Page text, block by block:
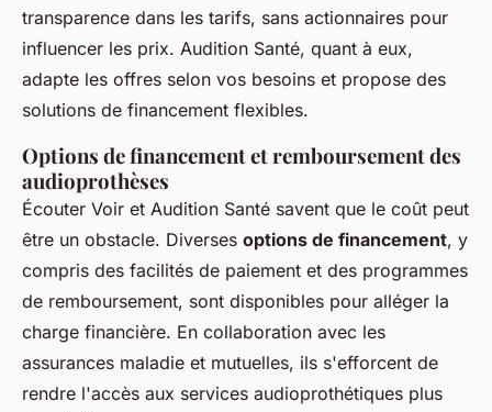
transparence dans les tarifs, sans actionnaires pour
influencer les prix. Audition Santé, quant à eux,
adapte les offres selon vos besoins et propose des
solutions de financement flexibles.
Options de financement et remboursement des
audioprothèses
Écouter Voir et Audition Santé savent que le coût peut
être un obstacle. Diverses options de financement, y
compris des facilités de paiement et des programmes
de remboursement, sont disponibles pour alléger la
charge financière. En collaboration avec les
assurances maladie et mutuelles, ils s'efforcent de
rendre l'accès aux services audioprothétiques plus